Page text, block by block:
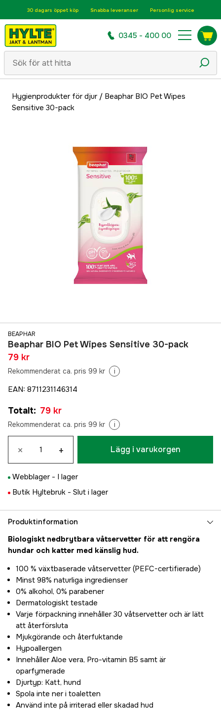
30 dagars öppet köp Snabba leveranser Personlig service
0345 - 400 00
Hygienprodukter för djur/ Beaphar BIO Pet Wipes
Sensitive 30-pack
BEAPHAR
Beaphar BIO Pet Wipes Sensitive 30-pack
79 kr
Rekommenderat ca. pris 99 kr i
EAN: 8711231146314
Totalt: 79 kr
Rekommenderat ca. pris 99 kr i
× + Lägg i varukorgen
Webblager - I lager
Butik Hyltebruk - Slut i lager
Produktinformation
Biologiskt nedbrytbara våtservetter för att rengöra
hundar och katter med känslig hud.
100 % växtbaserade våtservetter (PEFC-certifierade)
Minst 98% naturliga ingredienser
0% alkohol, 0% parabener
Dermatologiskt testade
Varje förpackning innehåller 30 våtservetter och är lätt
att återförsluta
Mjukgörande och återfuktande
Hypoallergen
Innehåller Aloe vera, Pro-vitamin B5 samt är
oparfymerade
Djurtyp: Katt, hund
Spola inte ner i toaletten
Använd inte på irriterad eller skadad hud